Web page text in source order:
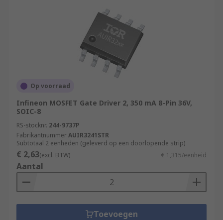
Op voorraad
Infineon MOSFET Gate Driver 2, 350 mA 8-Pin 36V,
SOIC-8
RS-stocknr. 244-9737P
FabrikantnummerAUIR3241STR
Subtotaal 2 eenheden (geleverd op een doorlopende strip)
€ 2,63(excl. BTW) € 1,315/eenheid
Aantal
Toevoegen